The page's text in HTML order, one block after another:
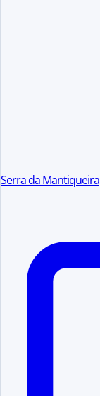
Serra da Mantiqueira